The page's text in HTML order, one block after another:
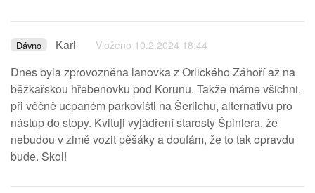
Dávno Karl Vloženo 10.2.2024 18:44
Dnes byla zprovozněna lanovka z Orlického Záhoří až na
běžkařskou hřebenovku pod Korunu. Takže máme všichni,
při věčně ucpaném parkovišti na Šerlichu, alternativu pro
nástup do stopy. Kvituji vyjádření starosty Špinlera, že
nebudou v zimě vozit pěšáky a doufám, že to tak opravdu
bude. Skol!